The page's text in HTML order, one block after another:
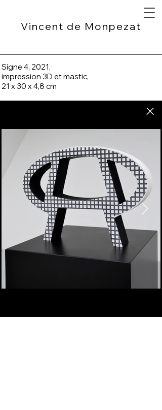
Vincent de Monpezat
Signe 4, 2021,
impression 3D et mastic,
21 x 30 x 4,8 cm